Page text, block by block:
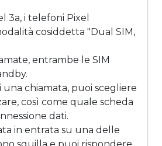
3a, i telefoni Pixel
cosiddetta "Dual SIM,
entrambe le SIM
chiamata, puoi scegliere
così come quale scheda
dati.
in entrata su una delle